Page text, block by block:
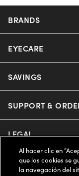
BRANDS
Nuance Audio
Ray-Ban
Oakley
Oakley Meta
EYECARE
Our Eyeglasses
Our Sunglasses
Our Contact Lenses
Ray-Ban | Meta
SAVINGS
Offers & Discount
Insurance
FSA & HSA
SUPPORT &
Help Center
Online Order Status
LEGAL
Privacy Policy
COMPANY INFO
Al hacer clic en
que las cookies se
la navegación del